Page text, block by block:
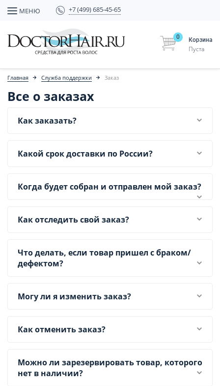
МЕНЮ +7 (499) 685-45-65
Корзина
0
Пуста
Главная Служба поддержки Заказ
Все о заказах
Как заказать?
Какой срок доставки по России?
Когда будет собран и отправлен мой заказ?
Как отследить свой заказ?
Что делать, если товар пришел с браком/
дефектом?
Могу ли я изменить заказ?
Как отменить заказ?
Можно ли зарезервировать товар, которого
нет в наличии?